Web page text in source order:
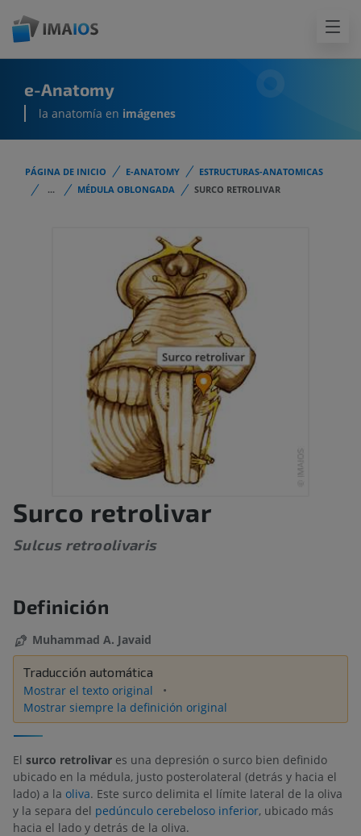
e-Anatomy
la anatomía en imágenes
PÁGINA DE INICIO E-ANATOMY
ESTRUCTURAS-ANATOMICAS
...
MÉDULA OBLONGADA SURCO RETROLIVAR
Surco retrolivar
Sulcus retroolivaris
Definición
Muhammad A. Javaid
Traducción automática
Mostrar el texto original
Mostrar siempre la definición original
El surco retrolivar es una depresión o surco bien definido
ubicado en la médula, justo posterolateral (detrás y hacia el
lado) a la oliva. Este surco delimita el límite lateral de la oliva
y la separa del pedúnculo cerebeloso inferior, ubicado más
hacia el lado y detrás de la oliva.